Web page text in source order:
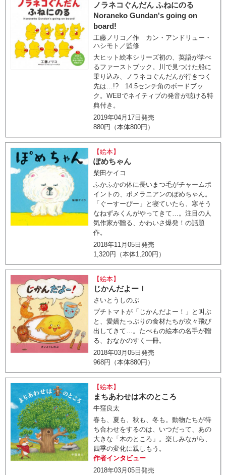
ノラネコぐんだん ふねにのる
Noraneko Gundan's going on
board!
工藤ノリコ／作 カン・アンドリュー・
ハシモト／監修
大ヒット絵本シリーズ初の、英語が学べ
るファーストブック。川で見つけた船に
乗り込み、ノラネコぐんだんが行きつく
先は…!? 14.5センチ角のボードブッ
ク。WEBでネイティブの発音が聴ける特
典付き。
2019年04月17日発売
880円（本体800円）
【絵本】
ぽめちゃん
柴田ケイコ
ふかふかの体に長いまつ毛がチャームポ
イントの、ポメラニアンのぽめちゃん。
「ぐーすーぴー」と寝ていたら、寒そう
なねずみくんがやってきて…。注目の人
気作家が贈る、かわいさ爆発！の話題
作。
2018年11月05日発売
1,320円（本体1,200円）
【絵本】
じかんだよー！
さいとうしのぶ
プチトマトが「じかんだよー！」と叫ぶ
と、愛嬌たっぷりの食材たちが次々飛び
出してきて…。たべもの絵本の名手が贈
る、おなかのすく一冊。
2018年03月05日発売
968円（本体880円）
【絵本】
まちあわせは木のところ
牛窪良太
春も、夏も、秋も、冬も。動物たちが待
ち合わせをするのは、いつだって、あの
大きな「木のところ」。楽しみながら、
四季の変化に親しもう。
作者インタビュー
2018年03月05日発売